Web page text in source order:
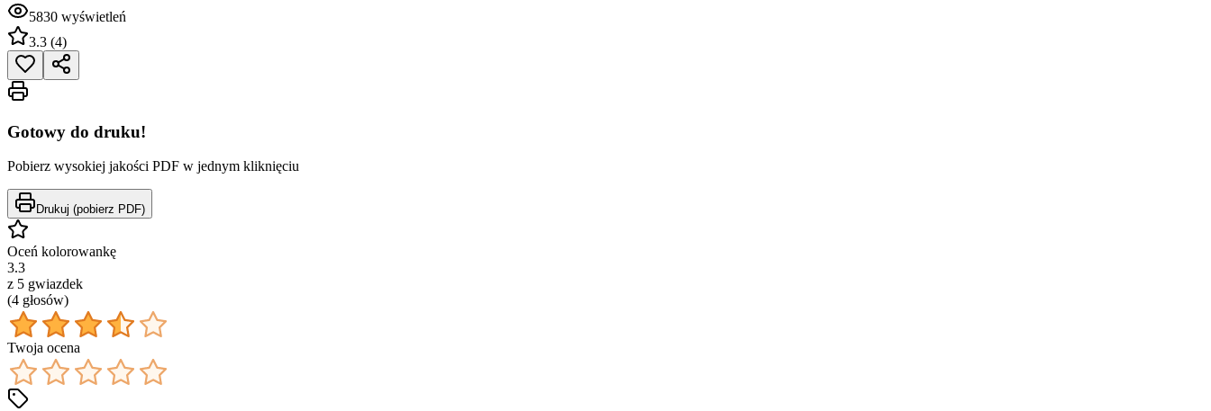
5830 wyświetleń
3.3 (4)
Gotowy do druku!
Pobierz wysokiej jakości PDF w jednym kliknięciu
Drukuj (pobierz PDF)
Oceń kolorowankę
3.3
z 5 gwiazdek
(4 głosów)
Twoja ocena